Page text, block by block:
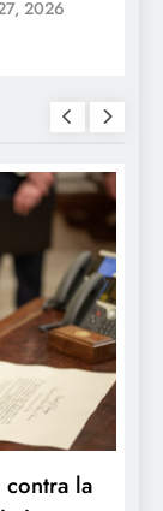
2026
la